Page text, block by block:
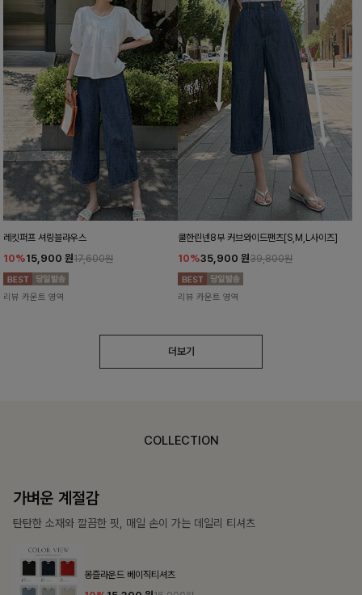
레킷퍼프 셔링블라우스
10%15,900 원17,600원
리뷰 카운트 영역
쿨한린넨8부 커브와이드팬츠[S,M,L사이즈]
10%35,900 원39,800원
리뷰 카운트 영역
더보기
COLLECTION
가장 쉬운 코디
특별한 날부터 일상까지 함께하는 룩